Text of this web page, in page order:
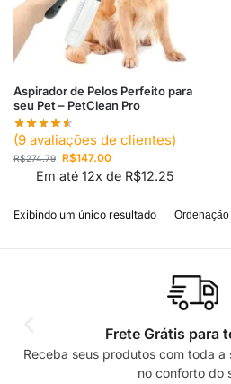
Aspirador de Pelos Perfeito para
seu Pet – PetClean Pro
(9 avaliações de clientes)
R$274.79 R$147.00
Em até 12x de R$12.25
Exibindo um único resultado
Frete Grátis para
Receba seus produtos com toda
no conforto do